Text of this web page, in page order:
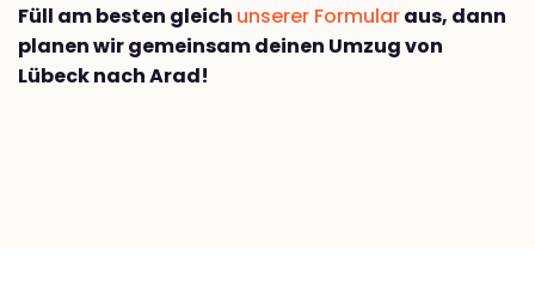
Füll am besten gleich unserer Formularaus, dann
planen wir gemeinsam deinen Umzug von
Lübeck nach Arad!